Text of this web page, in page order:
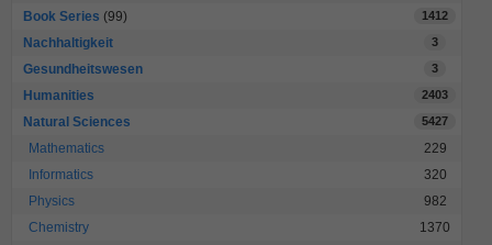
Book Series (99) 1412
Nachhaltigkeit 3
Gesundheitswesen 3
Humanities 2403
Natural Sciences 5427
Mathematics
229
Informatics
320
Physics
982
Chemistry
1370